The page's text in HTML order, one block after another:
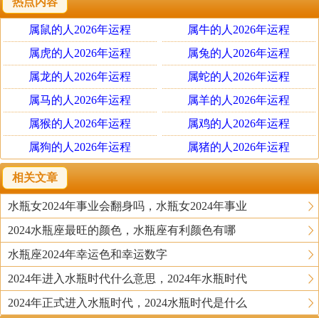
就坚定了自己的看法，所以水瓶座女生总是会因此产生一些
错误的误解。误解别人本来是不对的行为，可是水瓶座女生
倒是自信，乾脆将错就错，开始讨厌起自己误解的那个人来
了。于是有时候一些人很倒楣的被水瓶座误解还会因此受到
冷落。要是看见水瓶座不理自己，一定要主动的解释清楚，
很多事情不解释清楚是会出问题的，误会越来越深刻，反而
会形成複杂而混乱的局面。
看似思想前卫的水瓶座，实际上是个异常顽固的家伙，不过
他们又不像摩羯座那样的百毒不侵。他的优点是只要你比他
聪明，他会崇拜你，他相信并且听着比他聪明的人。与水瓶
座沟通时，你要记住冷静、理智，因为他本身就是这样的
人，所以无论你对他叫骂也好、咆哮也好，一概无效。讲理
对水瓶座来说不见得有效，不过你要是能提出比他的见解高
明的理论，他就会接受。所以，想要搞定瓶子，你得先动下
脑子才成，不然，简直就是浪费唾沫。
属鼠的人2026年运程
属牛的人2026年运程
属虎的人2026年运程
属兔的人2026年运程
属龙的人2026年运程
属蛇的人2026年运程
属马的人2026年运程
属羊的人2026年运程
属猴的人2026年运程
属鸡的人2026年运程
属狗的人2026年运程
属猪的人2026年运程
相关文章
水瓶女2024年事业会翻身吗，水瓶女2024年事业
2024水瓶座最旺的颜色，水瓶座有利颜色有哪
水瓶座2024年幸运色和幸运数字
2024年进入水瓶时代什么意思，2024年水瓶时代
2024年正式进入水瓶时代，2024水瓶时代是什么